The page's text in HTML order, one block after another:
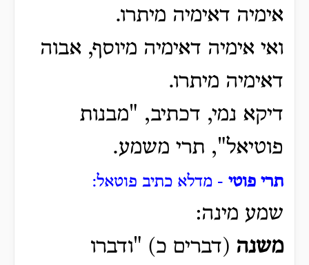
אימיה דאימיה מיתרו.
ואי אימיה דאימיה מיוסף, אבוה
דאימיה מיתרו.
דיקא נמי, דכתיב, "מבנות
פוטיאל", תרי משמע.
תרי פוטי - מדלא כתיב פוטאל:
שמע מינה:
משנה (דברים כ) "ודברו